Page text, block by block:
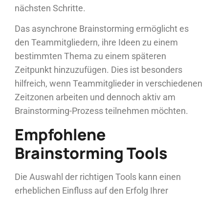
nächsten Schritte.
Das asynchrone Brainstorming ermöglicht es
den Teammitgliedern, ihre Ideen zu einem
bestimmten Thema zu einem späteren
Zeitpunkt hinzuzufügen. Dies ist besonders
hilfreich, wenn Teammitglieder in verschiedenen
Zeitzonen arbeiten und dennoch aktiv am
Brainstorming-Prozess teilnehmen möchten.
Empfohlene
Brainstorming Tools
Die Auswahl der richtigen Tools kann einen
erheblichen Einfluss auf den Erfolg Ihrer